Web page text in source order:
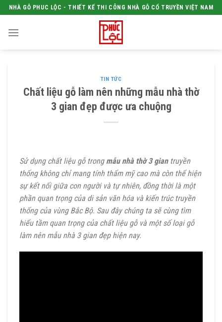
Skip
to
content
NHÀ GỖ PHUC LỘC - THIẾT KẾ THI CÔNG NHÀ GỖ CỔ TRUYỀN VIỆT NAM
TIN TỨC
Chất liệu gỗ làm nên những mẫu nhà thờ
3 gian đẹp được ưa chuộng
Sử dụng chất liệu gỗ trong mẫu nhà thờ 3 giantruyền
thống không chỉ mang tính thẩm mỹ cao mà còn thể hiện
sự kết nối giữa con người và tự nhiên, đồng thời là một
phần quan trọng của di sản văn hóa và kiến trúc truyền
thống của vùng Bắc Bộ. Sau đây chúng ta sẽ cùng tìm
hiểu tầm quan trọng của chất liệu gỗ và một số loại gỗ
làm nên mẫu nhà 3 gian đẹp hiện nay.